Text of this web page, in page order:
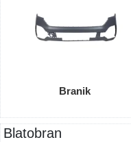
Branik
Blatobran